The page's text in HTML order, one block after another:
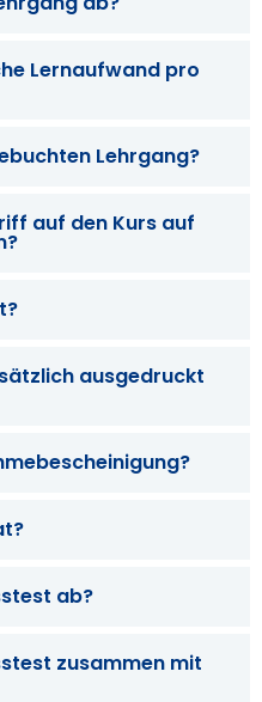
Lernaufwand pro
Lehrgang?
auf den Kurs auf
ausgedruckt
ab?
zusammen mit